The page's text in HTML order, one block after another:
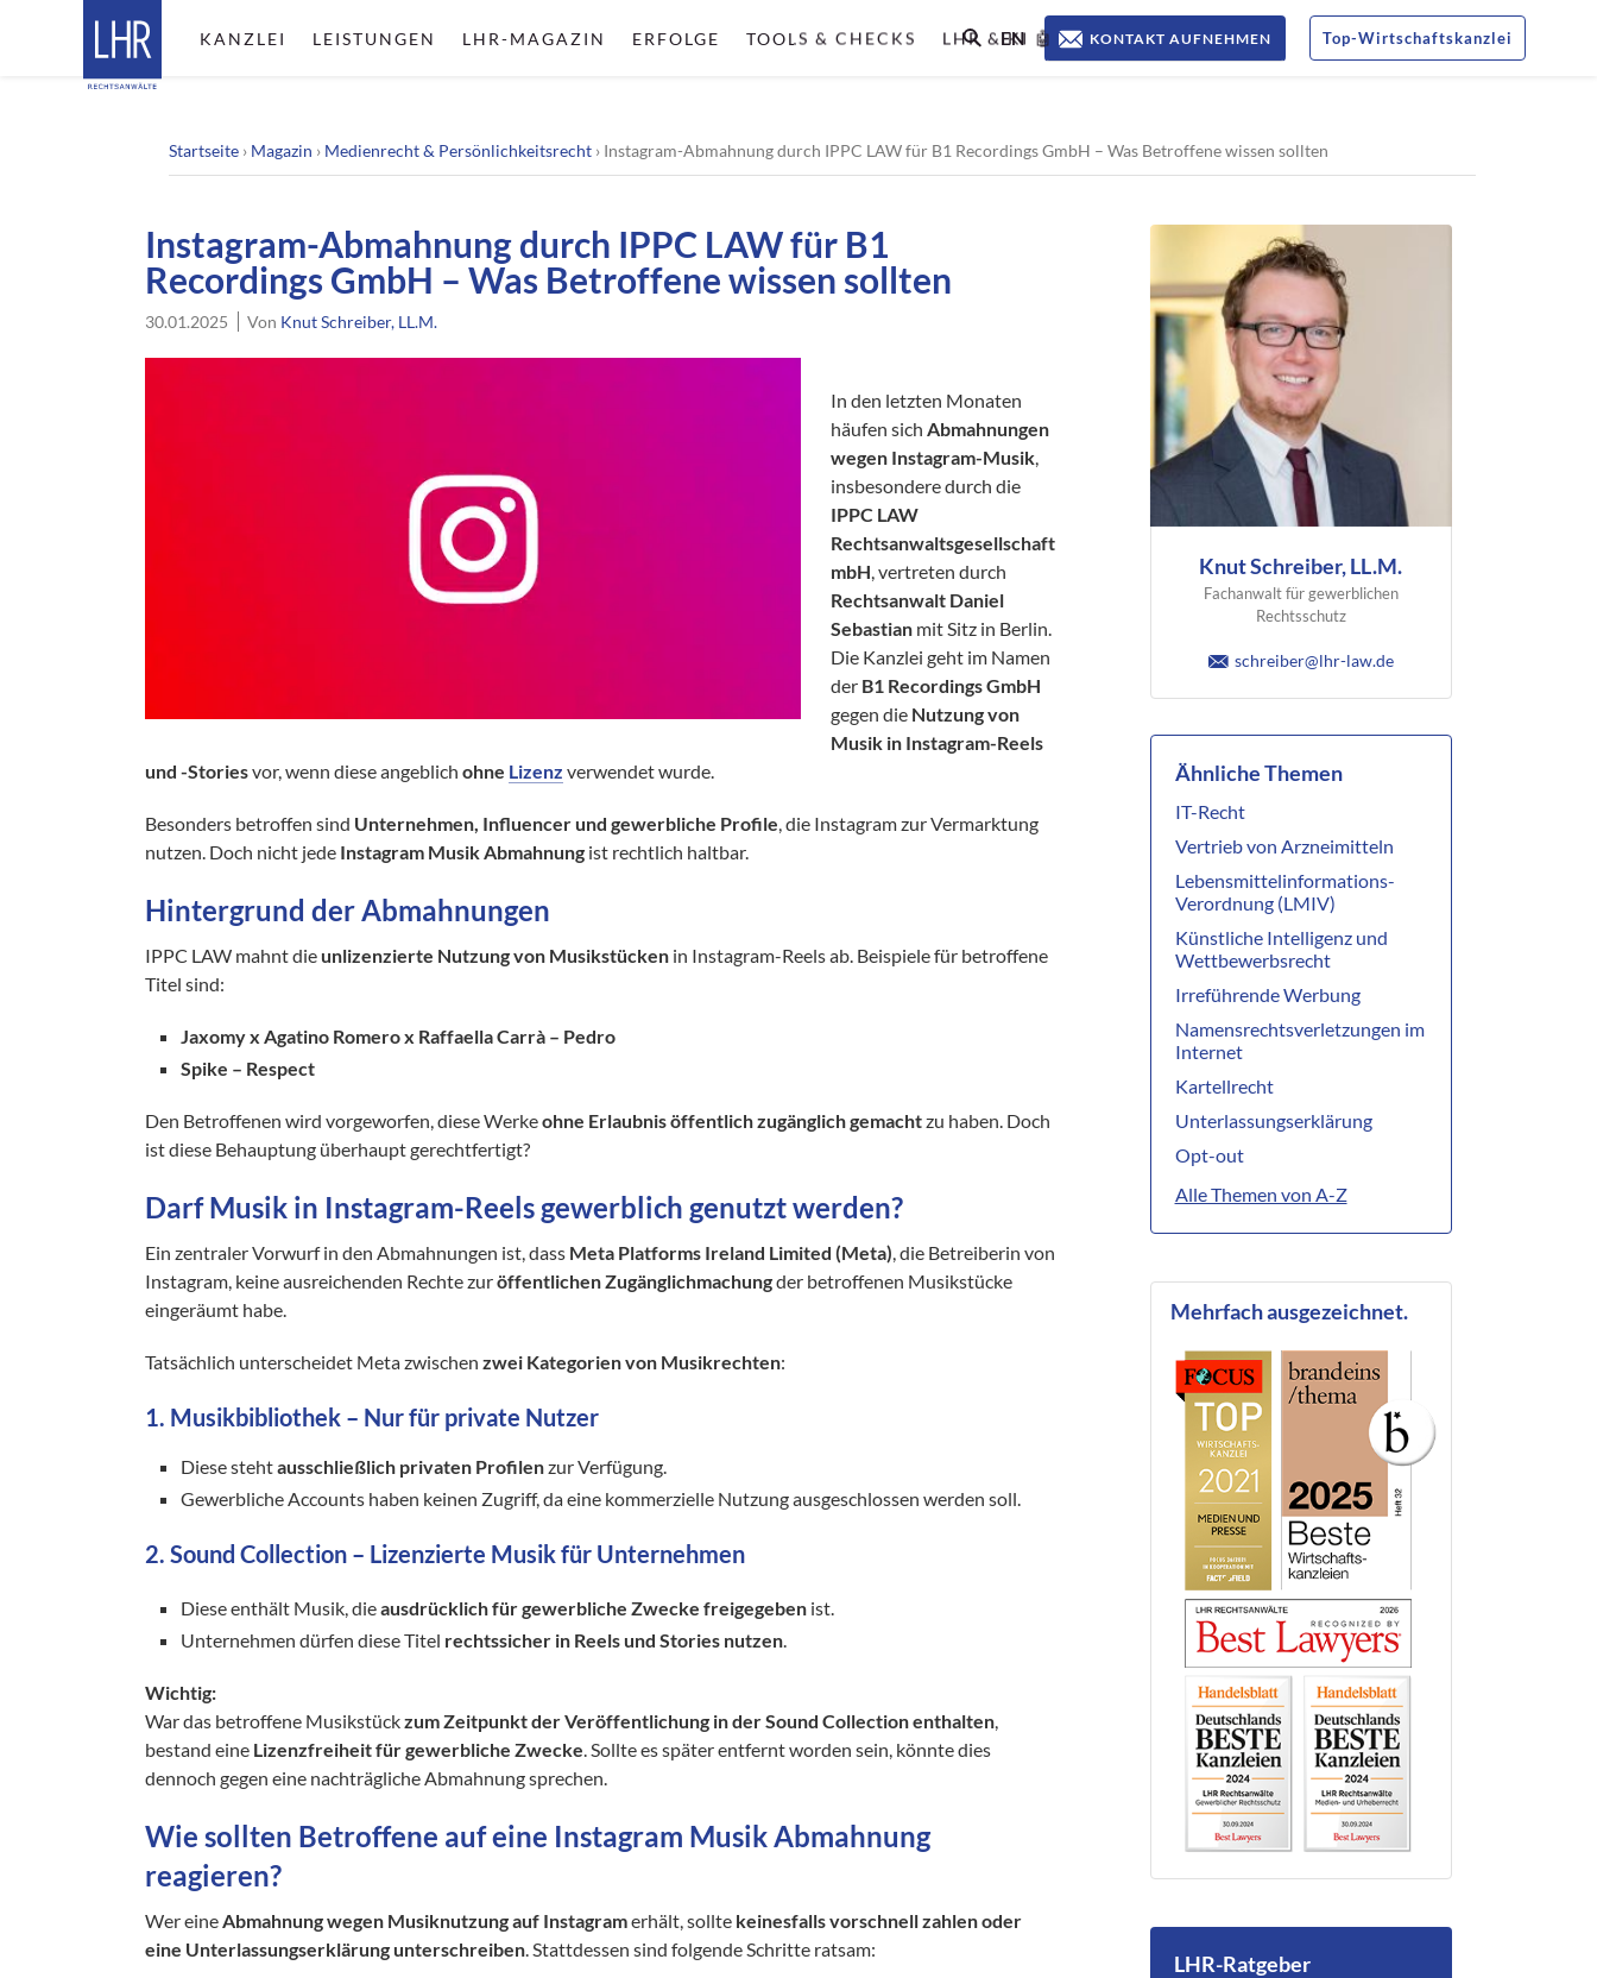
Top-Wirtschaftskanzlei
KONTAKT AUFNEHMEN
KANZLEI LEISTUNGEN LHR-MAGAZIN ERFOLGE TOOLS & CHECKS LHR & KI 🤖
EN
Startseite › Magazin › Medienrecht & Persönlichkeitsrecht › Instagram-Abmahnung durch IPPC LAW für B1 Recordings GmbH – Was Betroffene wissen sollten
Instagram-Abmahnung durch IPPC LAW für B1
Recordings GmbH – Was Betroffene wissen sollten
30.01.2025 Von Knut Schreiber, LL.M.
In den letzten Monaten
häufen sichAbmahnungen
wegen Instagram-Musik,
insbesondere durch die
IPPC LAW
Rechtsanwaltsgesellschaft
mbH, vertreten durch
Rechtsanwalt Daniel
Sebastian mit Sitz in Berlin.
Die Kanzlei geht im Namen
der B1 Recordings GmbH
gegen die Nutzung von
Musik in Instagram-Reels
und -Storiesvor, wenn diese angeblichohne Lizenz verwendet wurde.
Besonders betroffen sind Unternehmen, Influencer und gewerbliche Profile, die Instagram zur Vermarktung
nutzen. Doch nicht jede Instagram Musik Abmahnung ist rechtlich haltbar.
Hintergrund der Abmahnungen
IPPC LAW mahnt die unlizenzierte Nutzung von Musikstücken in Instagram-Reels ab. Beispiele für betroffene
Titel sind:
Jaxomy x Agatino Romero x Raffaella Carrà – Pedro
Spike – Respect
Den Betroffenen wird vorgeworfen, diese Werkeohne Erlaubnis öffentlich zugänglich gemachtzu haben. Doch
ist diese Behauptung überhaupt gerechtfertigt?
Darf Musik in Instagram-Reels gewerblich genutzt werden?
Ein zentraler Vorwurf in den Abmahnungen ist, dass Meta Platforms Ireland Limited (Meta), die Betreiberin von
Instagram, keine ausreichenden Rechte zuröffentlichen Zugänglichmachungder betroffenen Musikstücke
eingeräumt habe.
Tatsächlich unterscheidet Meta zwischenzwei Kategorien von Musikrechten:
1. Musikbibliothek – Nur für private Nutzer
Diese stehtausschließlich privaten Profilenzur Verfügung.
Gewerbliche Accounts haben keinen Zugriff, da eine kommerzielle Nutzung ausgeschlossen werden soll.
2. Sound Collection – Lizenzierte Musik für Unternehmen
Diese enthält Musik, dieausdrücklich für gewerbliche Zwecke freigegeben ist.
Unternehmen dürfen diese Titel rechtssicher in Reels und Stories nutzen.
Wichtig:
War das betroffene Musikstückzum Zeitpunkt der Veröffentlichung in der Sound Collection enthalten,
bestand eine Lizenzfreiheit für gewerbliche Zwecke. Sollte es später entfernt worden sein, könnte dies
dennoch gegen eine nachträgliche Abmahnung sprechen.
Wie sollten Betroffene auf eine Instagram Musik Abmahnung
reagieren?
Wer eineAbmahnung wegen Musiknutzung auf Instagramerhält, sollte keinesfalls vorschnell zahlen oder
eine Unterlassungserklärung unterschreiben. Stattdessen sind folgende Schritte ratsam:
Knut Schreiber, LL.M.
Fachanwalt für gewerblichen
Rechtsschutz
schreiber@lhr-law.de
Ähnliche Themen
IT-Recht
Vertrieb von Arzneimitteln
Lebensmittelinformations-
Verordnung (LMIV)
Künstliche Intelligenz und
Wettbewerbsrecht
Irreführende Werbung
Namensrechtsverletzungen im
Internet
Kartellrecht
Unterlassungserklärung
Opt-out
Alle Themen von A-Z
Mehrfach ausgezeichnet.
LHR-Ratgeber